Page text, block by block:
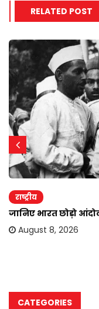
RELATED POST
राष्ट्रीय
जानिए भारत छोड़ो
August 8, 2026
CATEGORIES